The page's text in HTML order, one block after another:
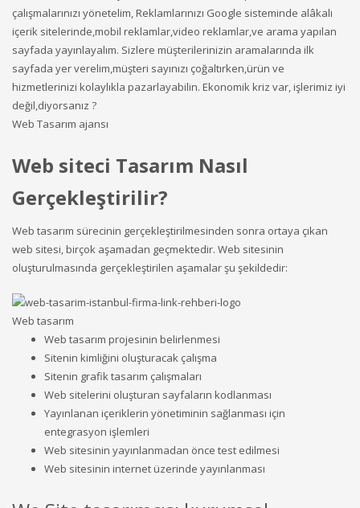
Web Tasarım ajansı
Web siteci Tasarım Nasıl
Gerçekleştirilir?
Web tasarım sürecinin gerçekleştirilmesinden sonra ortaya çıkan
web sitesi, birçok aşamadan geçmektedir. Web sitesinin
oluşturulmasında gerçekleştirilen aşamalar şu şekildedir:
Web tasarım
Web tasarım projesinin belirlenmesi
Sitenin kimliğini oluşturacak çalışma
Sitenin grafik tasarım çalışmaları
Web sitelerini oluşturan sayfaların kodlanması
Yayınlanan içeriklerin yönetiminin sağlanması için
entegrasyon işlemleri
Web sitesinin yayınlanmadan önce test edilmesi
Web sitesinin internet üzerinde yayınlanması